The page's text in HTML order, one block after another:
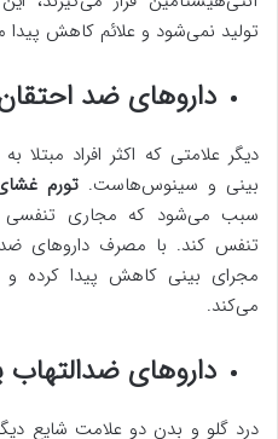
تولید نمی‌شود و علائم کاهش پیدا
داروهای ضد
دیگر علامتی که اکثر افراد مبتلا
بینی و سینوس‌هاست.تورم
سبب می‌شود که مجاری تنفسی
تنفس کند. با مصرف داروهای
مجرای بینی کاهش پیدا کرده و
می‌کند.
داروهای
درد گلو و بدن دو علامت شایع